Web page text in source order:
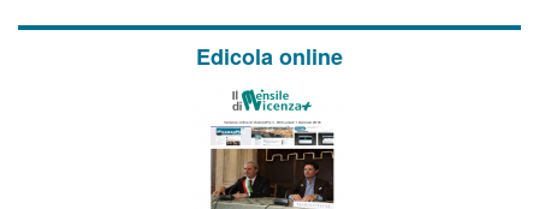
Edicola online